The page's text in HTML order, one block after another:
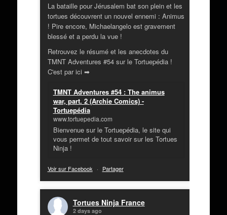
La bataille pour Jérusalem bat son plein et les
tortues découvrent un nouvel ennemi : Animus
! Pire encore, Michaelangelo est gravement
blessé et a perdu la vue !
Retrouvez le résumé et les anecdotes du
TMNT Adventures #54 sur le Tortuepédia !
C'est par ici ➡
TMNT Adventures #54 : The animus
war, part. 2 (Archie Comics) -
Tortuepédia
www.tortuepedia.com
Bienvenue sur le Tortuepédia, le site qui
vous permet de tout savoir sur les Tortues
Ninja !
Voir sur Facebook · Partager
Tortues Ninja France
2 days ago